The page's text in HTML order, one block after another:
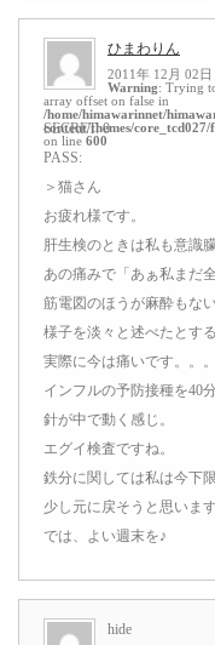
ひまわりん
2011年 12月 02日
Warning: Trying
array offset on false in
/home/himawarinnet/
content/themes/core_tcd027/
on line 600
SECRET: 0
PASS:
＞猫さん
お疲れ様です。
肝生検のときは私も意識
あの痛みで「あぁ私まだ
筋電図のほうが麻酔もな
様子を淡々と述べたとす
実際に今は痛いです。。。
インフルの予防接種を40
針が中で動く感じ。
エグイ検査ですね。
鉄分に関しては私は今下
少し元に戻そうと思います
では、よい週末を♪
hide